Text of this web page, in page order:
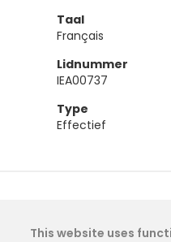
Taal
Français
Lidnummer
IEA00737
Type
Effectief
This website uses